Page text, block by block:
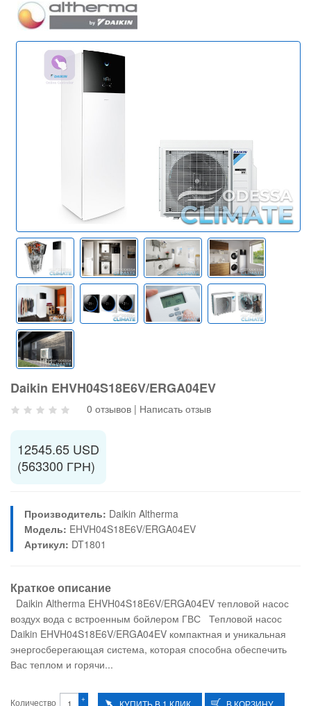
Daikin EHVH04S18E6V/ERGA04EV
0 отзывов | Написать отзыв
12545.65 USD
(563300 ГРН)
Производитель: Daikin Altherma
Модель: EHVH04S18E6V/ERGA04EV
Артикул: DT1801
Краткое описание
Daikin Altherma EHVH04S18E6V/ERGA04EV тепловой насос
воздух вода с встроенным бойлером ГВС Тепловой насос
Daikin EHVH04S18E6V/ERGA04EV компактная и уникальная
энергосберегающая система, которая способна обеспечить
Вас теплом и горячи...
Количество +